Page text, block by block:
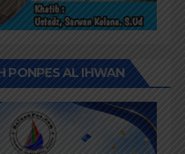
PONPES AL IHWAN